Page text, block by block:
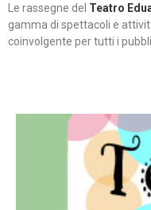
Le rassegne del Teatro
gamma di spettacoli e
coinvolgente per tutti i